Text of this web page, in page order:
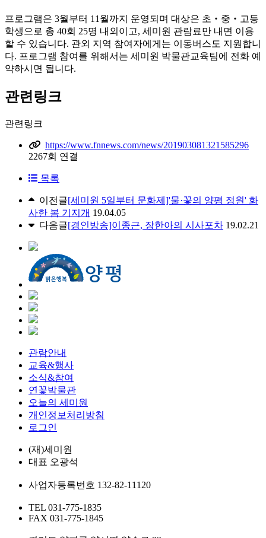
프로그램은 3월부터 11월까지 운영되며 대상은 초‧중‧고등
학생으로 총 40회 25명 내외이고, 세미원 관람료만 내면 이용
할 수 있습니다. 관외 지역 참여자에게는 이동버스도 지원합니
다. 프로그램 참여를 위해서는 세미원 박물관교육팀에 전화 예
약하시면 됩니다.
관련링크
관련링크
https://www.fnnews.com/news/201903081321585296
2267회 연결
목록
이전글[세미원 5일부터 문화제]'물·꽃의 양평 정원' 화
사한 봄 기지개 19.04.05
다음글[경인방송]이종근, 장한아의 시사포차 19.02.21
관람안내
교육&행사
소식&참여
연꽃박물관
오늘의 세미원
개인정보처리방침
로그인
(재)세미원
대표 오광석
사업자등록번호 132-82-11120
TEL 031-775-1835
FAX 031-775-1845